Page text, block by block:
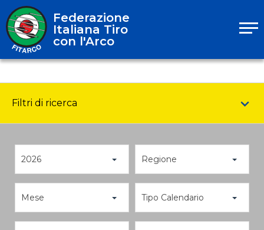
Federazione
Italiana Tiro
con l'Arco
Filtri di ricerca
2026 Regione
Mese Tipo Calendario